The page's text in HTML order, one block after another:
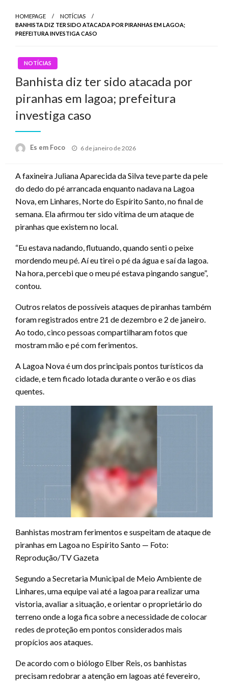
HOMEPAGE
NOTÍCIAS
BANHISTA DIZ TER SIDO ATACADA POR PIRANHAS EM LAGOA;
PREFEITURA INVESTIGA CASO
NOTÍCIAS
Banhista diz ter sido atacada por
piranhas em lagoa; prefeitura
investiga caso
Es em Foco
Posted
6 de janeiro de 2026
A faxineira Juliana Aparecida da Silva teve parte da pele
do dedo do pé arrancada enquanto nadava na Lagoa
Nova, em Linhares, Norte do Espírito Santo, no final de
semana. Ela afirmou ter sido vítima de um ataque de
piranhas que existem no local.
“Eu estava nadando, flutuando, quando senti o peixe
mordendo meu pé. Aí eu tirei o pé da água e saí da lagoa.
Na hora, percebi que o meu pé estava pingando sangue”,
contou.
Outros relatos de possíveis ataques de piranhas também
foram registrados entre 21 de dezembro e 2 de janeiro.
Ao todo, cinco pessoas compartilharam fotos que
mostram mão e pé com ferimentos.
A Lagoa Nova é um dos principais pontos turísticos da
cidade, e tem ficado lotada durante o verão e os dias
quentes.
Banhistas mostram ferimentos e suspeitam de ataque de
piranhas em Lagoa no Espírito Santo — Foto:
Reprodução/TV Gazeta
Segundo a Secretaria Municipal de Meio Ambiente de
Linhares, uma equipe vai até a lagoa para realizar uma
vistoria, avaliar a situação, e orientar o proprietário do
terreno onde a loga fica sobre a necessidade de colocar
redes de proteção em pontos considerados mais
propícios aos ataques.
De acordo com o biólogo Elber Reis, os banhistas
precisam redobrar a atenção em lagoas até fevereiro,